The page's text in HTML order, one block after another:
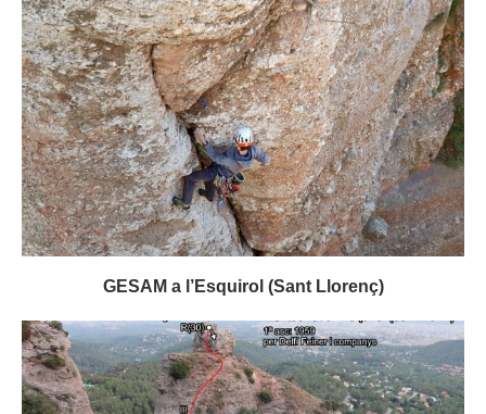
GESAM a l’Esquirol (Sant Llorenç)